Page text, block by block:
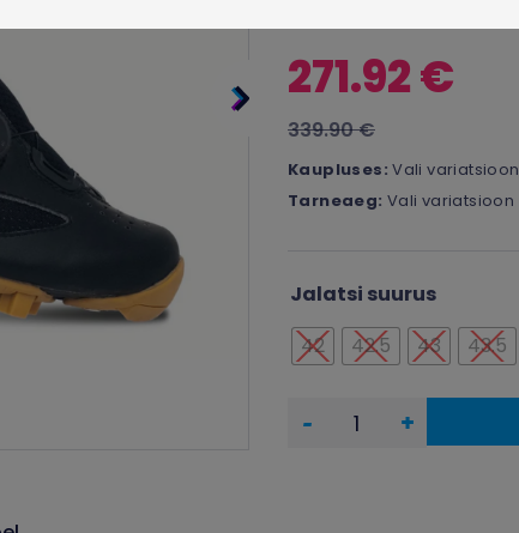
271.92 €
339.90 €
Kaupluses: Vali variatsioon
Tarneaeg: Vali variatsioon
Jalatsi suurus
42
42.5 43 43.5
- +